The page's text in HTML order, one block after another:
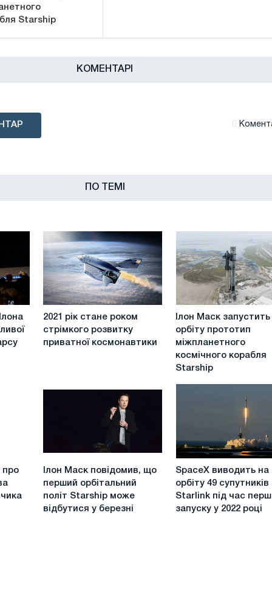
Starship
КОМЕНТАРІ
ПО ТЕМІ
2021
стане
роком
приватної
2021 рік стане роком
стрімкого розвитку
приватної космонавтики
Ілон
Маск
запустить
орбіту
прототип
Ілон Маск
орбіту прототип
міжпланетного
космічного корабля
Starship
про
Ілон
повідомив,
що
перший
Ілон Маск повідомив, що
перший орбітальний
політ Starship може
відбутися у березні
SpaceX
виводить
на
SpaceX виводить на
орбіту 49 супутників
Starlink під час
запуску у 2022 році